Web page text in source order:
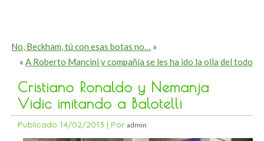
No, Beckham, tú con esas botas no… »
« A Roberto Mancini y compañía se les ha ido la olla del todo
Cristiano Ronaldo y Nemanja
Vidic imitando a Balotelli
Publicado 14/02/2013 | Por admin